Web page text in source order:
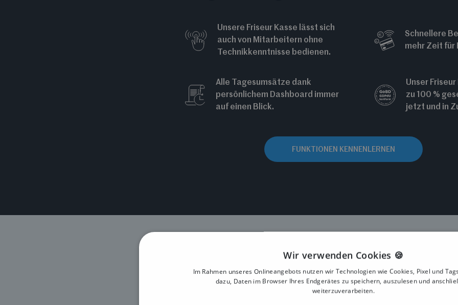
Unsere Friseur Kasse lässt sich
auch von Mitarbeitern ohne
Technikkenntnisse bedienen.
Schnellere
mehr Zeit für
Alle Tagesumsätze dank
persönlichem Dashboard immer
auf einen Blick.
Unser
zu 100 %
jetzt und in
FUNKTIONEN KENNENLERNEN
Wir verwenden Cookies 🍪
Im Rahmen unseres Onlineangebots nutzen wir Technologien wie Cookies, Pixel und
dazu, Daten im Browser Ihres Endgerätes zu speichern, auszulesen und
weiterzuverarbeiten.